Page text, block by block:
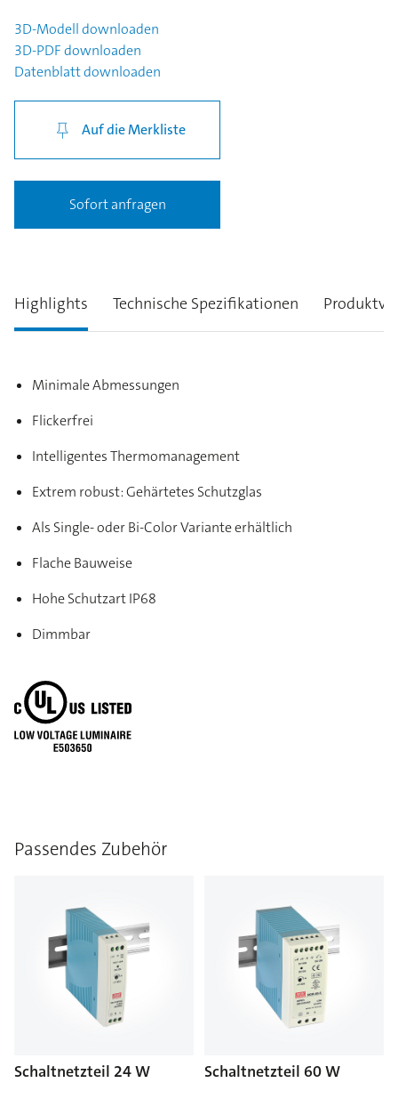
Highlights Technische Spezifikationen
Minimale Abmessungen
Flickerfrei
Intelligentes Thermomanagement
Extrem robust: Gehärtetes Schutzglas
Als Single- oder Bi-Color Variante erhältlich
Flache Bauweise
Hohe Schutzart IP68
Dimmbar
Passendes Zubehör
Schaltnetzteil 24 W Schaltnetzteil 60 W
3D-Modelldownloaden
3D-PDFdownloaden
Datenblattdownloaden
Auf die Merkliste
Sofort anfragen